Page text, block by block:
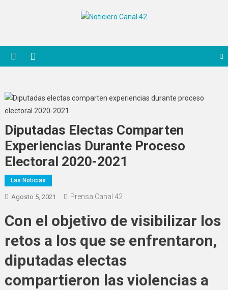
Diputadas Electas Comparten
Experiencias Durante Proceso
Electoral 2020-2021
Las Noticias
Agosto 5, 2021 Prensa Canal 42
Con el objetivo de visibilizar los
retos a los que se enfrentaron,
diputadas electas
compartieron las violencias a